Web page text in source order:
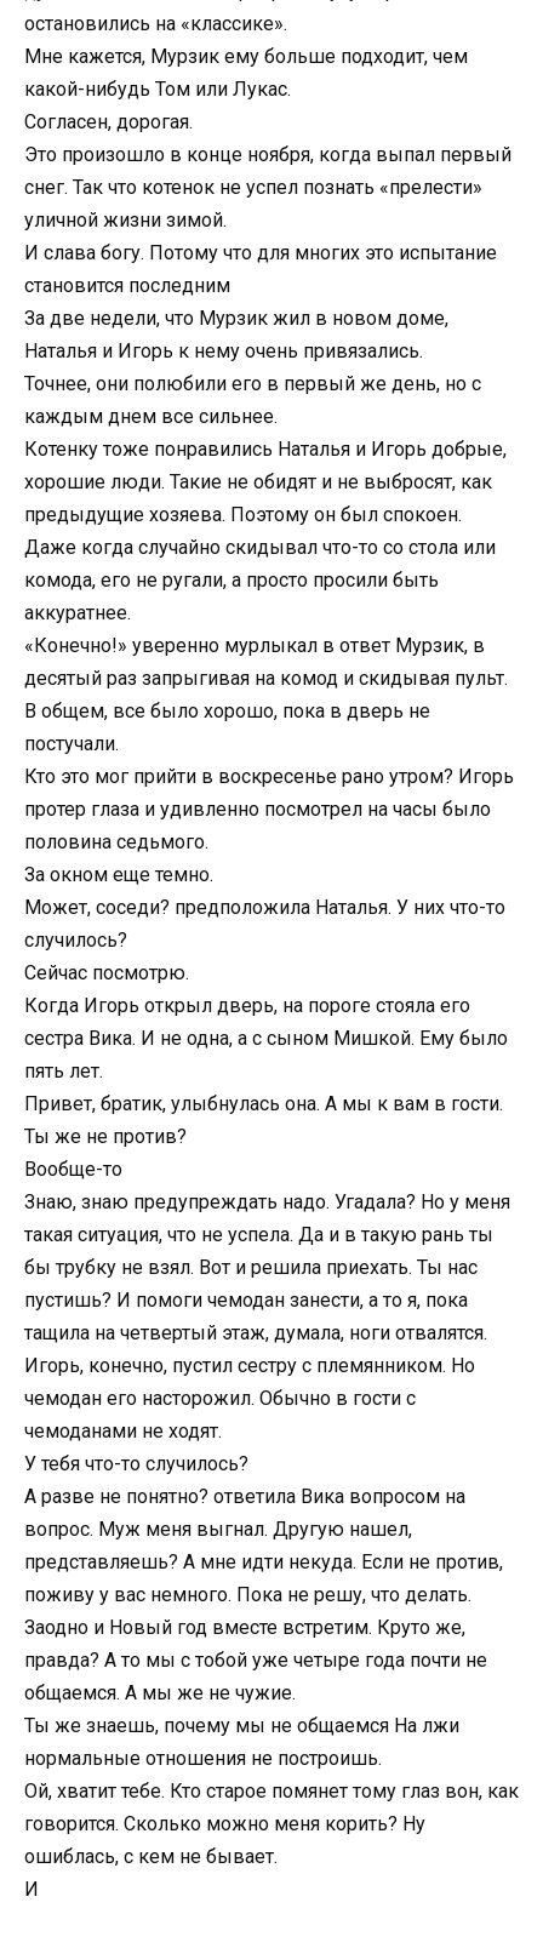
остановились на «классике».
Мне кажется, Мурзик ему больше подходит, чем
какой-нибудь Том или Лукас.
Согласен, дорогая.
Это произошло в конце ноября, когда выпал первый
снег. Так что котенок не успел познать «прелести»
уличной жизни зимой.
И слава богу. Потому что для многих это испытание
становится последним
За две недели, что Мурзик жил в новом доме,
Наталья и Игорь к нему очень привязались.
Точнее, они полюбили его в первый же день, но с
каждым днем все сильнее.
Котенку тоже понравились Наталья и Игорь добрые,
хорошие люди. Такие не обидят и не выбросят, как
предыдущие хозяева. Поэтому он был спокоен.
Даже когда случайно скидывал что-то со стола или
комода, его не ругали, а просто просили быть
аккуратнее.
«Конечно!» уверенно мурлыкал в ответ Мурзик, в
десятый раз запрыгивая на комод и скидывая пульт.
В общем, все было хорошо, пока в дверь не
постучали.
Кто это мог прийти в воскресенье рано утром? Игорь
протер глаза и удивленно посмотрел на часы было
половина седьмого.
За окном еще темно.
Может, соседи? предположила Наталья. У них что-то
случилось?
Сейчас посмотрю.
Когда Игорь открыл дверь, на пороге стояла его
сестра Вика. И не одна, а с сыном Мишкой. Ему было
пять лет.
Привет, братик, улыбнулась она. А мы к вам в гости.
Ты же не против?
Вообще-то
Знаю, знаю предупреждать надо. Угадала? Но у меня
такая ситуация, что не успела. Да и в такую рань ты
бы трубку не взял. Вот и решила приехать. Ты нас
пустишь? И помоги чемодан занести, а то я, пока
тащила на четвертый этаж, думала, ноги отвалятся.
Игорь, конечно, пустил сестру с племянником. Но
чемодан его насторожил. Обычно в гости с
чемоданами не ходят.
У тебя что-то случилось?
А разве не понятно? ответила Вика вопросом на
вопрос. Муж меня выгнал. Другую нашел,
представляешь? А мне идти некуда. Если не против,
поживу у вас немного. Пока не решу, что делать.
Заодно и Новый год вместе встретим. Круто же,
правда? А то мы с тобой уже четыре года почти не
общаемся. А мы же не чужие.
Ты же знаешь, почему мы не общаемся На лжи
нормальные отношения не построишь.
Ой, хватит тебе. Кто старое помянет тому глаз вон, как
говорится. Сколько можно меня корить? Ну
ошиблась, с кем не бывает.
И